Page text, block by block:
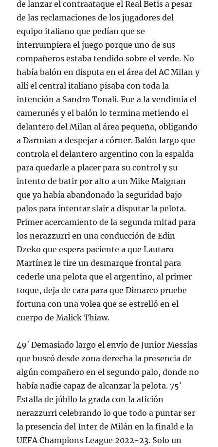
de lanzar el contraataque el Real Betis a pesar
de las reclamaciones de los jugadores del
equipo italiano que pedían que se
interrumpiera el juego porque uno de sus
compañeros estaba tendido sobre el verde. No
había balón en disputa en el área del AC Milan y
allí el central italiano pisaba con toda la
intención a Sandro Tonali. Fue a la vendimia el
camerunés y el balón lo termina metiendo el
delantero del Milan al área pequeña, obligando
a Darmian a despejar a córner. Balón largo que
controla el delantero argentino con la espalda
para quedarle a placer para su control y su
intento de batir por alto a un Mike Maignan
que ya había abandonado la seguridad bajo
palos para intentar slair a disputar la pelota.
Primer acercamiento de la segunda mitad para
los nerazzurri en una conducción de Edin
Dzeko que espera paciente a que Lautaro
Martínez le tire un desmarque frontal para
cederle una pelota que el argentino, al primer
toque, deja de cara para que Dimarco pruebe
fortuna con una volea que se estrelló en el
cuerpo de Malick Thiaw.
49′ Demasiado largo el envío de Junior Messías
que buscó desde zona derecha la presencia de
algún compañero en el segundo palo, donde no
había nadie capaz de alcanzar la pelota. 75′
Estalla de júbilo la grada con la afición
nerazzurri celebrando lo que todo a puntar ser
la presencia del Inter de Milán en la finald e la
UEFA Champions League 2022-23. Solo un